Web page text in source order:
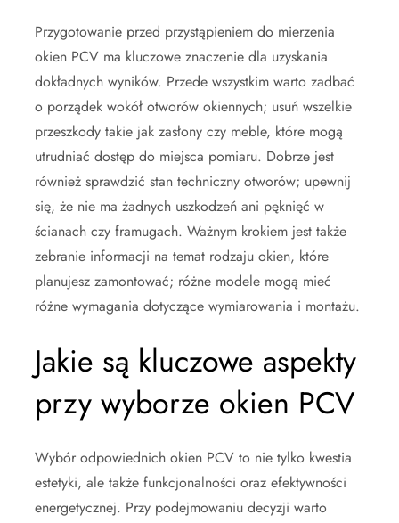
Przygotowanie przed przystąpieniem do mierzenia
okien PCV ma kluczowe znaczenie dla uzyskania
dokładnych wyników. Przede wszystkim warto zadbać
o porządek wokół otworów okiennych; usuń wszelkie
przeszkody takie jak zasłony czy meble, które mogą
utrudniać dostęp do miejsca pomiaru. Dobrze jest
również sprawdzić stan techniczny otworów; upewnij
się, że nie ma żadnych uszkodzeń ani pęknięć w
ścianach czy framugach. Ważnym krokiem jest także
zebranie informacji na temat rodzaju okien, które
planujesz zamontować; różne modele mogą mieć
różne wymagania dotyczące wymiarowania i montażu.
Jakie są kluczowe aspekty
przy wyborze okien PCV
Wybór odpowiednich okien PCV to nie tylko kwestia
estetyki, ale także funkcjonalności oraz efektywności
energetycznej. Przy podejmowaniu decyzji warto